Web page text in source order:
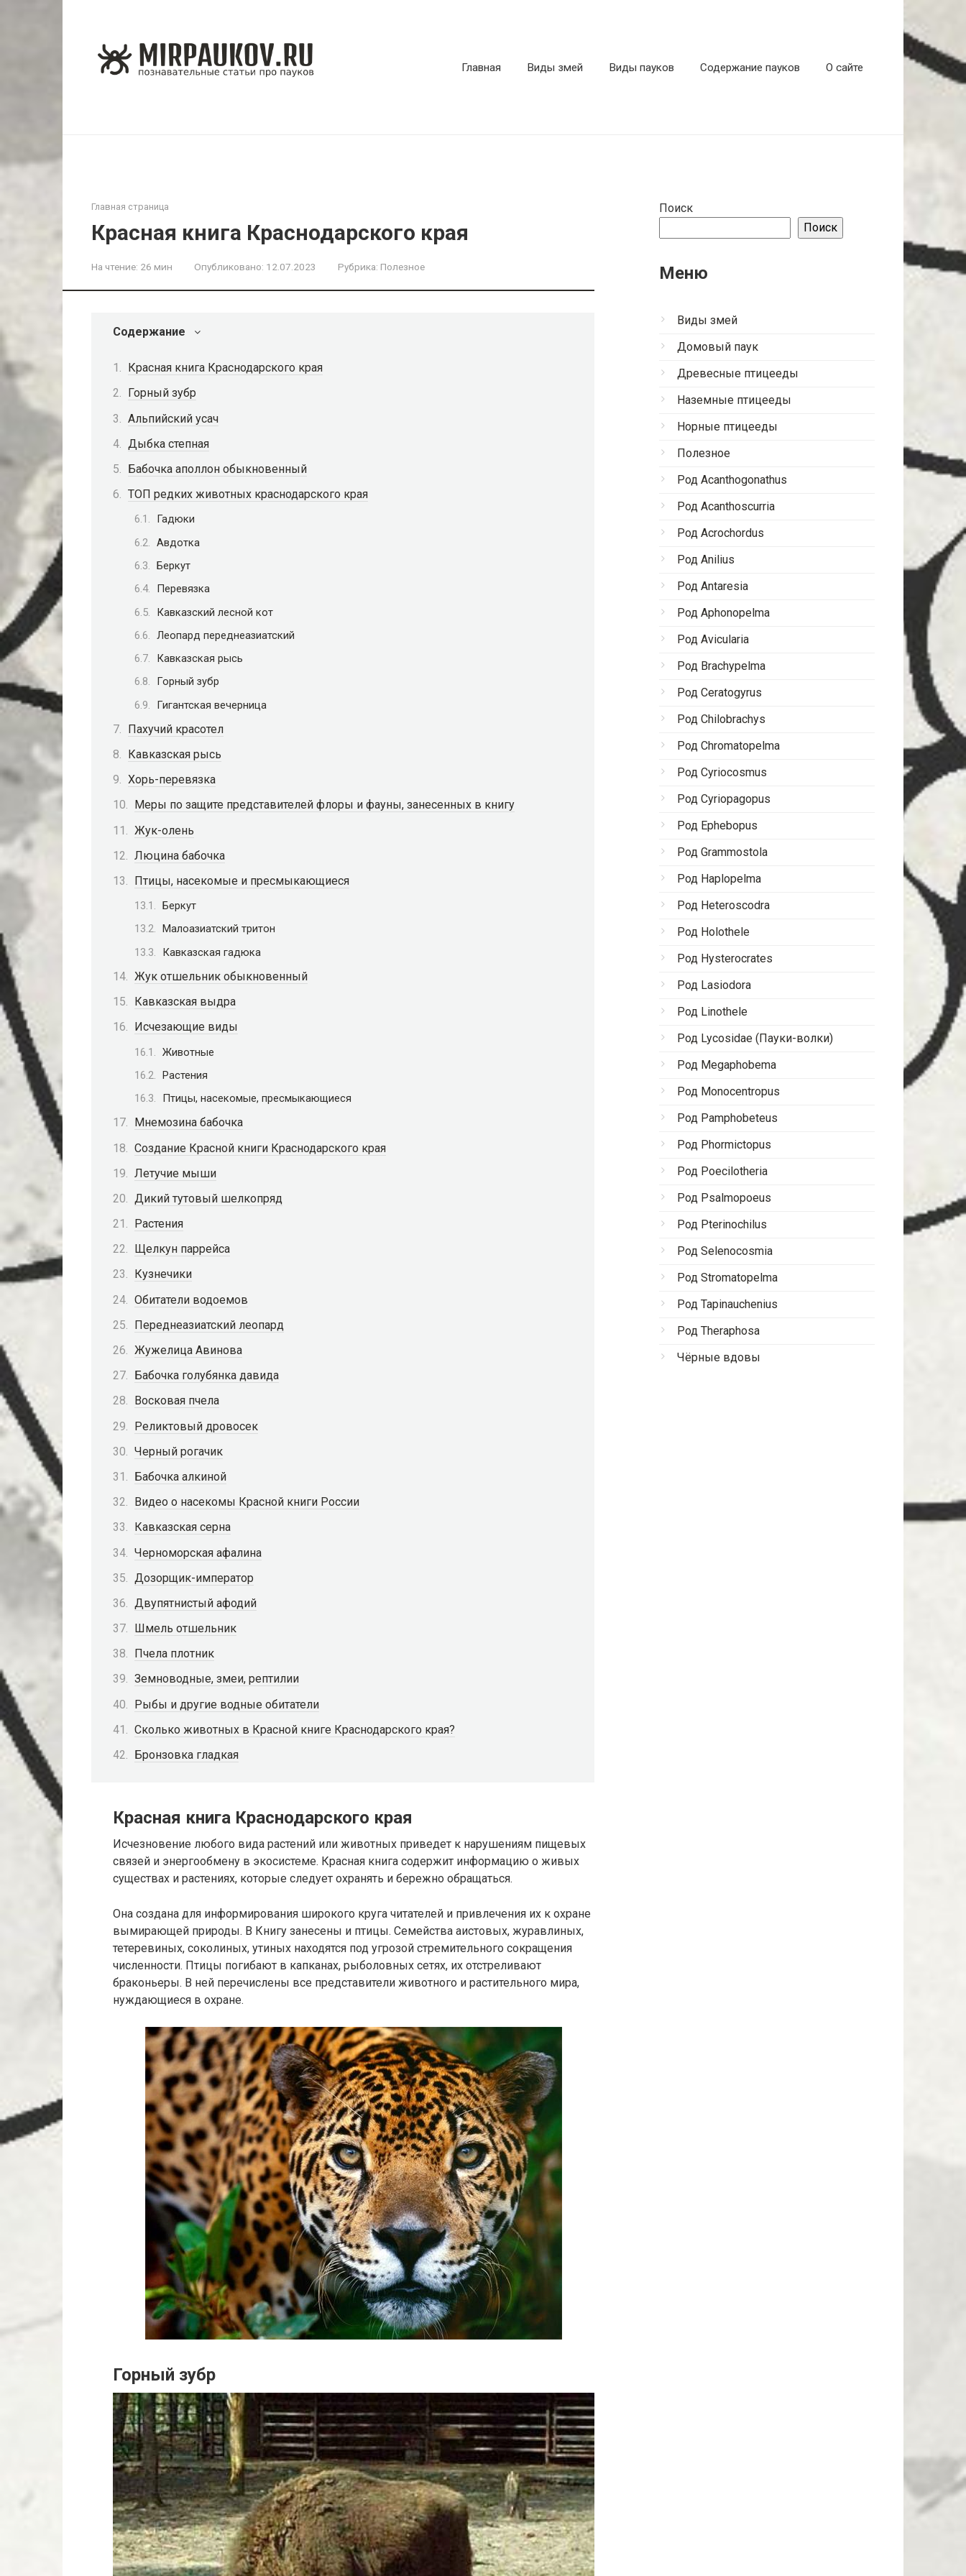
Главная Виды змей Виды пауков Содержание пауков О сайте
Главная страница
Красная книга Краснодарского края
На чтение: 26 мин Опубликовано: 12.07.2023 Рубрика: Полезное
Содержание
Красная книга Краснодарского края
Горный зубр
Альпийский усач
Дыбка степная
Бабочка аполлон обыкновенный
ТОП редких животных краснодарского края
Гадюки
Авдотка
Беркут
Перевязка
Кавказский лесной кот
Леопард переднеазиатский
Кавказская рысь
Горный зубр
Гигантская вечерница
Пахучий красотел
Кавказская рысь
Хорь-перевязка
Меры по защите представителей флоры и фауны, занесенных в книгу
Жук-олень
Люцина бабочка
Птицы, насекомые и пресмыкающиеся
Беркут
Малоазиатский тритон
Кавказская гадюка
Жук отшельник обыкновенный
Кавказская выдра
Исчезающие виды
Животные
Растения
Птицы, насекомые, пресмыкающиеся
Мнемозина бабочка
Создание Красной книги Краснодарского края
Летучие мыши
Дикий тутовый шелкопряд
Растения
Щелкун паррейса
Кузнечики
Обитатели водоемов
Переднеазиатский леопард
Жужелица Авинова
Бабочка голубянка давида
Восковая пчела
Реликтовый дровосек
Черный рогачик
Бабочка алкиной
Видео о насекомы Красной книги России
Кавказская серна
Черноморская афалина
Дозорщик-император
Двупятнистый афодий
Шмель отшельник
Пчела плотник
Земноводные, змеи, рептилии
Рыбы и другие водные обитатели
Сколько животных в Красной книге Краснодарского края?
Бронзовка гладкая
Красная книга Краснодарского края
Исчезновение любого вида растений или животных приведет к нарушениям пищевых
связей и энергообмену в экосистеме. Красная книга содержит информацию о живых
существах и растениях, которые следует охранять и бережно обращаться.
Она создана для информирования широкого круга читателей и привлечения их к охране
вымирающей природы. В Книгу занесены и птицы. Семейства аистовых, журавлиных,
тетеревиных, соколиных, утиных находятся под угрозой стремительного сокращения
численности. Птицы погибают в капканах, рыболовных сетях, их отстреливают
браконьеры. В ней перечислены все представители животного и растительного мира,
нуждающиеся в охране.
Горный зубр
Поиск
Поиск
Меню
Виды змей
Домовый паук
Древесные птицееды
Наземные птицееды
Норные птицееды
Полезное
Род Acanthogonathus
Род Acanthoscurria
Род Acrochordus
Род Anilius
Род Antaresia
Род Aphonopelma
Род Avicularia
Род Brachypelma
Род Ceratogyrus
Род Chilobrachys
Род Chromatopelma
Род Cyriocosmus
Род Cyriopagopus
Род Ephebopus
Род Grammostola
Род Haplopelma
Род Heteroscodra
Род Holothele
Род Hysterocrates
Род Lasiodora
Род Linothele
Род Lycosidae (Пауки-волки)
Род Megaphobema
Род Monocentropus
Род Pamphobeteus
Род Phormictopus
Род Poecilotheria
Род Psalmopoeus
Род Pterinochilus
Род Selenocosmia
Род Stromatopelma
Род Tapinauchenius
Род Theraphosa
Чёрные вдовы